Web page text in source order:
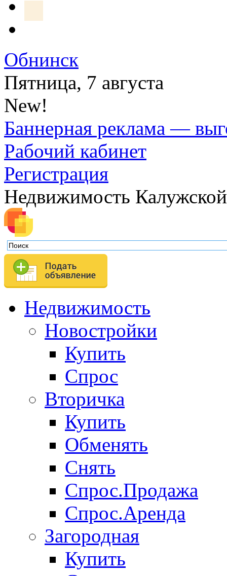
Обнинск
Пятница, 7 августа
New!
Баннерная реклама —
Рабочий кабинет
Регистрация
Недвижимость
Недвижимость
Новостройки
Купить
Спрос
Вторичка
Купить
Обменять
Снять
Спрос.Продажа
Спрос.Аренда
Загородная
Купить